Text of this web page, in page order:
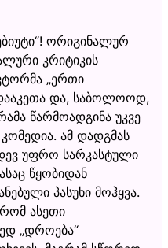
ორიგინალურ
კრიტიკის
„ერთი
და, საბოლოოდ,
წარმოადგინა უკვე
ამ დადგმას
უფრო სარკასტული
წყობიდან
პასუხი მოჰყვა.
ასეთი
„დროება“